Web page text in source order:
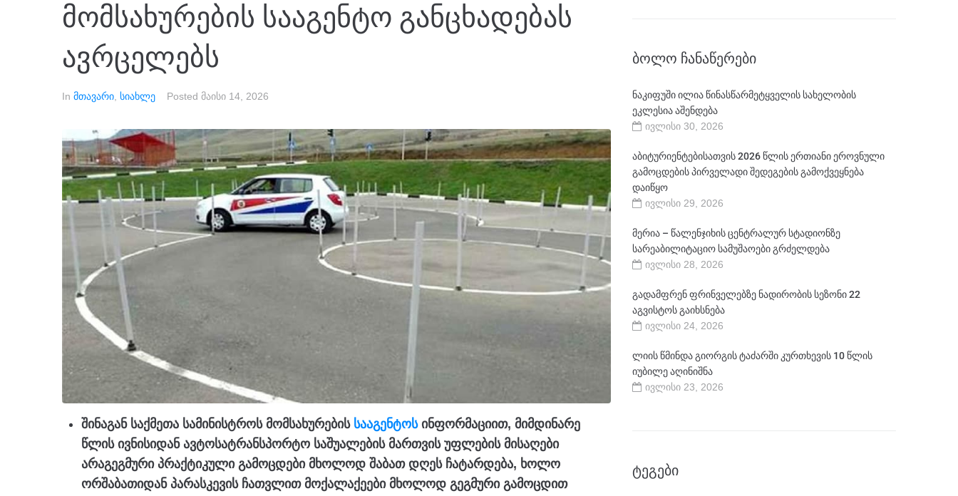
მომსახურების სააგენტო განცხადებას
ავრცელებს
In მთავარი სიახლე Posted მაისი 14, 2026
შინაგან საქმეთა სამინისტროს მომსახურებისსააგენტოსინფორმაციით, მიმდინარე
წლის ივნისიდან ავტოსატრანსპორტო საშუალების მართვის უფლების მისაღები
არაგეგმური პრაქტიკული გამოცდები მხოლოდ შაბათ დღეს ჩატარდება, ხოლო
ორშაბათიდან პარასკევის ჩათვლით მოქალაქეები მხოლოდ გეგმური გამოცდით
ᲑᲝᲚᲝ ᲩᲐᲜᲐᲬᲔᲠᲔᲑᲘ
ნაკიფუში ილია წინასწარმეტყველის სახელობის
ეკლესია აშენდება
ივლისი 30, 2026
აბიტურიენტებისათვის 2026 წლის ერთიანი ეროვნული
გამოცდების პირველადი შედეგების გამოქვეყნება
დაიწყო
ივლისი 29, 2026
მერია – წალენჯიხის ცენტრალურ სტადიონზე
სარეაბილიტაციო სამუშაოები გრძელდება
ივლისი 28, 2026
გადამფრენ ფრინველებზე ნადირობის სეზონი 22
აგვისტოს გაიხსნება
ივლისი 24, 2026
ლიის წმინდა გიორგის ტაძარში კურთხევის 10 წლის
იუბილე აღინიშნა
ივლისი 23, 2026
ᲢᲔᲒᲔᲑᲘ